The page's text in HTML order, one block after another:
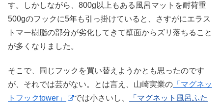
す。しかしながら、800g以上もある風呂マットを耐荷重
500gのフックに5年も引っ掛けていると、さすがにエラス
トマー樹脂の部分が劣化してきて壁面からズリ落ちること
が多くなりました。
そこで、同じフックを買い替えようかとも思ったのです
が、それでは芸がない。とは言え、山崎実業の 「マグネッ
トフックtower」
では小さいし、
「マグネット風呂ふた